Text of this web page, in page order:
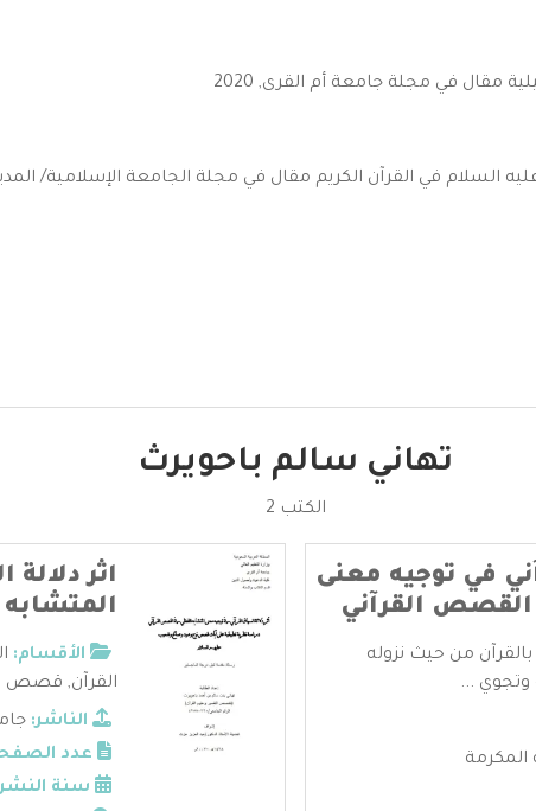
مقال في مجلة جامعة أم القرى, 2020
في القرآن الكريم مقال في مجلة الجامعة الإسلامية/ المدينة
تهاني سالم باحويرث
الكتب 2
في توجيه معنى
القرآني
من حيث نزوله
وتجوي ...
المكرمة
اثر
الأقسام:
القرآن, قصص
الناشر:
عدد
سنة